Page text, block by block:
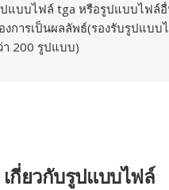
ปแบบไฟล์ tga หรือรูปแบบไฟล์
งการเป็นผลลัพธ์(รองรับรูปแบบ
า 200 รูปแบบ)
เกี่ยวกับรูปแบบไฟล์